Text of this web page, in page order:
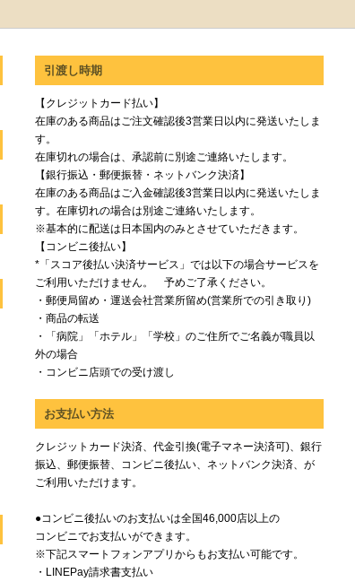
引渡し時期
【クレジットカード払い】
在庫のある商品はご注文確認後3営業日以内に発送いたしま
す。
在庫切れの場合は、承認前に別途ご連絡いたします。
【銀行振込・郵便振替・ネットバンク決済】
在庫のある商品はご入金確認後3営業日以内に発送いたしま
す。在庫切れの場合は別途ご連絡いたします。
※基本的に配送は日本国内のみとさせていただきます。
【コンビニ後払い】
*「スコア後払い決済サービス」では以下の場合サービスを
ご利用いただけません。 予めご了承ください。
・郵便局留め・運送会社営業所留め(営業所での引き取り)
・商品の転送
・「病院」「ホテル」「学校」のご住所でご名義が職員以
外の場合
・コンビニ店頭での受け渡し
お支払い方法
クレジットカード決済、代金引換(電子マネー決済可)、銀行
振込、郵便振替、コンビニ後払い、ネットバンク決済、が
ご利用いただけます。
●コンビニ後払いのお支払いは全国46,000店以上の
コンビニでお支払いができます。
※下記スマートフォンアプリからもお支払い可能です。
・LINEPay請求書支払い